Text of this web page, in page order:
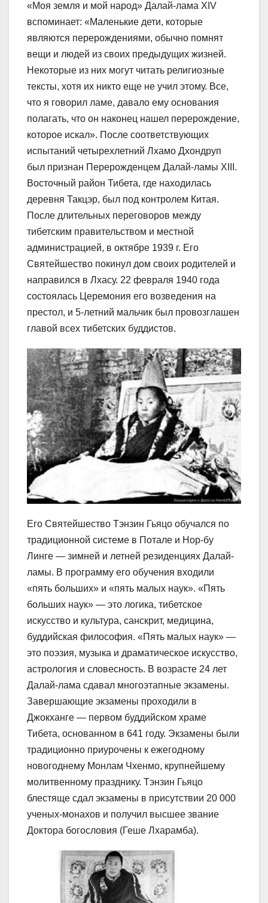
«Моя земля и мой народ» Далай-лама XIV
вспоминает: «Маленькие дети, которые
являются перерождениями, обычно помнят
вещи и людей из своих предыдущих жизней.
Некоторые из них могут читать религиозные
тексты, хотя их никто еще не учил этому. Все,
что я говорил ламе, давало ему основания
полагать, что он наконец нашел перерождение,
которое искал». После соответствующих
испытаний четырехлетний Лхамо Дхондруп
был признан Перерожденцем Далай-ламы XIII.
Восточный район Тибета, где находилась
деревня Такцэр, был под контролем Китая.
После длительных переговоров между
тибетским правительством и местной
администрацией, в октябре 1939 г. Его
Святейшество покинул дом своих родителей и
направился в Лхасу. 22 февраля 1940 года
состоялась Церемония его возведения на
престол, и 5-летний мальчик был провозглашен
главой всех тибетских буддистов.
Его Святейшество Тэнзин Гьяцо обучался по
традиционной системе в Потале и Нор-бу
Линге — зимней и летней резиденциях Далай-
ламы. В программу его обучения входили
«пять больших» и «пять малых наук». «Пять
больших наук» — это логика, тибетское
искусство и культура, санскрит, медицина,
буддийская философия. «Пять малых наук» —
это поэзия, музыка и драматическое искусство,
астрология и словесность. В возрасте 24 лет
Далай-лама сдавал многоэтапные экзамены.
Завершающие экзамены проходили в
Джокханге — первом буддийском храме
Тибета, основанном в 641 году. Экзамены были
традиционно приурочены к ежегодному
новогоднему Монлам Чхенмо, крупнейшему
молитвенному празднику. Тэнзин Гьяцо
блестяще сдал экзамены в присутствии 20 000
ученых-монахов и получил высшее звание
Доктора богословия (Геше Лхарамба).